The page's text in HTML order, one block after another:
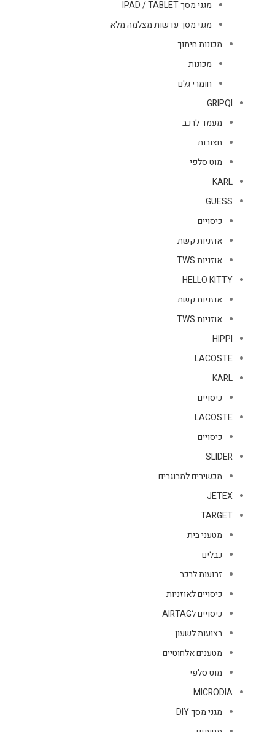
מגני מסך IPAD / TABLET
מגני מסך עדשות מצלמה מלא
מכונות חיתוך
מכונות
חומרי גלם
GRIPQI
מעמד לרכב
חצובות
מוט סלפי
KARL
GUESS
כיסויים
אוזניות קשת
אוזניות TWS
HELLO KITTY
אוזניות קשת
אוזניות TWS
HIPPI
LACOSTE
KARL
כיסויים
LACOSTE
כיסויים
SLIDER
מכשירים למבוגרים
JETEX
TARGET
מטעני בית
כבלים
זרועות לרכב
כיסויים לאוזניות
כיסויים לAIRTAG
רצועות לשעון
מטענים אלחוטיים
מוט סלפי
MICRODIA
מגני מסך DIY